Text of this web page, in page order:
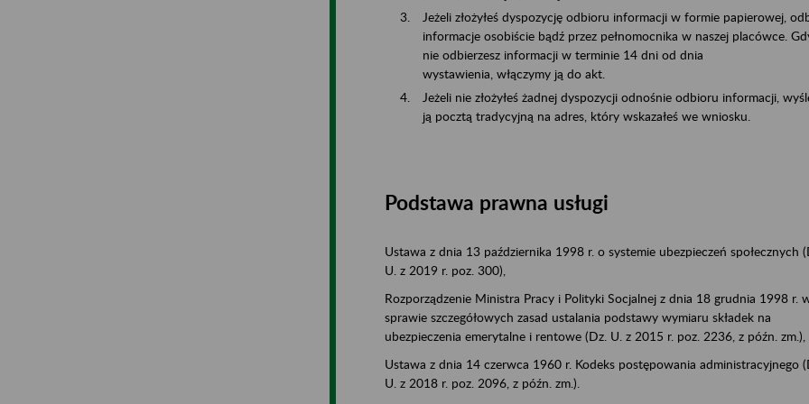
Jeżeli złożyłeś dyspozycję odbioru informacji w formie papierowej,
informacje osobiście bądź przez pełnomocnika w naszej placówce.
nie odbierzesz informacji w terminie 14 dni od dnia
wystawienia, włączymy ją do akt.
Jeżeli nie złożyłeś żadnej dyspozycji odnośnie odbioru informacji,
ją pocztą tradycyjną na adres, który wskazałeś we wniosku.
Podstawa prawna usługi
Ustawa z dnia 13 października 1998 r. o systemie ubezpieczeń społecznych
U. z 2019 r. poz. 300),
Rozporządzenie Ministra Pracy i Polityki Socjalnej z dnia 18 grudnia 1998 r.
sprawie szczegółowych zasad ustalania podstawy wymiaru składek na
ubezpieczenia emerytalne i rentowe (Dz. U. z 2015 r. poz. 2236, z późn. zm.),
Ustawa z dnia 14 czerwca 1960 r. Kodeks postępowania administracyjnego
U. z 2018 r. poz. 2096, z późn. zm.).